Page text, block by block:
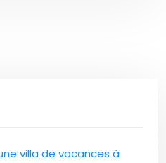
villa de vacances à